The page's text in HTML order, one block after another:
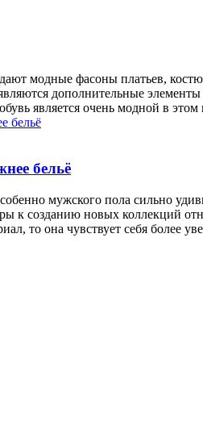
модные фасоны платьев,
дополнительные
является очень модной в этом
бельё
мужского пола сильно
к созданию новых коллекций
то она чувствует себя более